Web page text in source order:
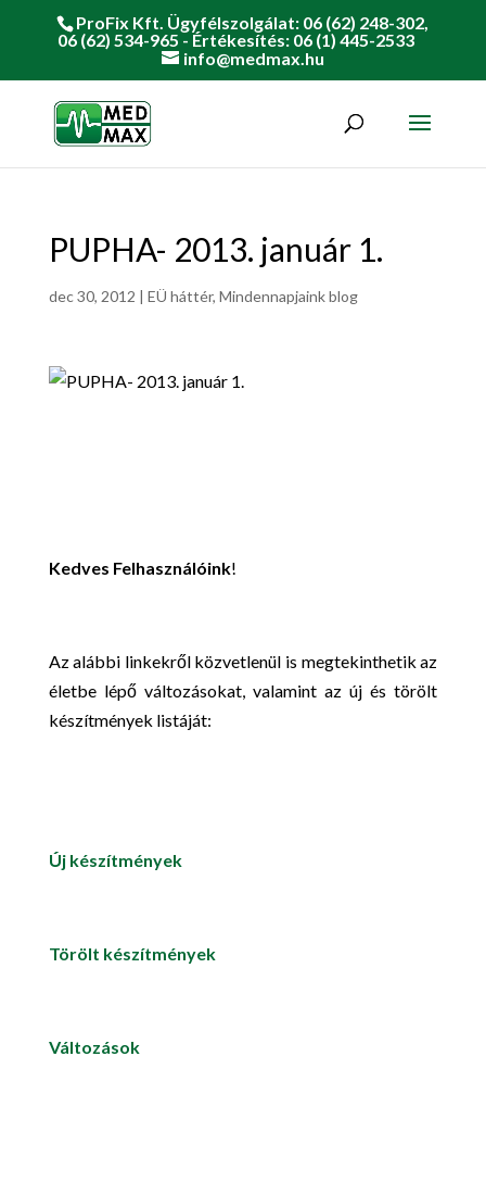
ProFix Kft. Ügyfélszolgálat: 06 (62) 248-302,
06 (62) 534-965 - Értékesítés: 06 (1) 445-2533
info@medmax.hu
PUPHA- 2013. január 1.
dec 30, 2012 | EÜ háttér, Mindennapjaink blog
Kedves Felhasználóink!
Az alábbi linkekről közvetlenül is megtekinthetik az
életbe lépő változásokat, valamint az új és törölt
készítmények listáját:
Új készítmények
Törölt készítmények
Változások